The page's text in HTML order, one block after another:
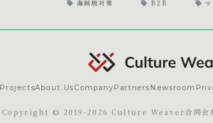
海賊版対策
B2B
ProjectsAbout UsCompanyPartners Newsroom
Copyright © 2019-2026 Culture Weaver合同